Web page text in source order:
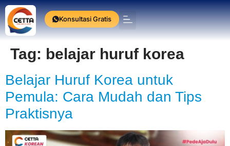
Konsultasi Gratis
Tag: belajar huruf korea
Belajar Huruf Korea untuk
Pemula: Cara Mudah dan Tips
Praktisnya